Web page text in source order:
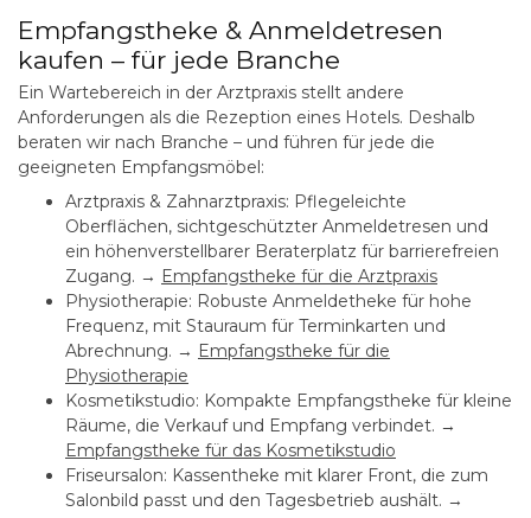
Empfangstheke & Anmeldetresen
kaufen – für jede Branche
Ein Wartebereich in der Arztpraxis stellt andere
Anforderungen als die Rezeption eines Hotels. Deshalb
beraten wir nach Branche – und führen für jede die
geeigneten Empfangsmöbel:
Arztpraxis & Zahnarztpraxis: Pflegeleichte
Oberflächen, sichtgeschützter Anmeldetresen und
ein höhenverstellbarer Beraterplatz für barrierefreien
Zugang. → Empfangstheke für die Arztpraxis
Physiotherapie: Robuste Anmeldetheke für hohe
Frequenz, mit Stauraum für Terminkarten und
Abrechnung. → Empfangstheke für die
Physiotherapie
Kosmetikstudio: Kompakte Empfangstheke für kleine
Räume, die Verkauf und Empfang verbindet. →
Empfangstheke für das Kosmetikstudio
Friseursalon: Kassentheke mit klarer Front, die zum
Salonbild passt und den Tagesbetrieb aushält. →